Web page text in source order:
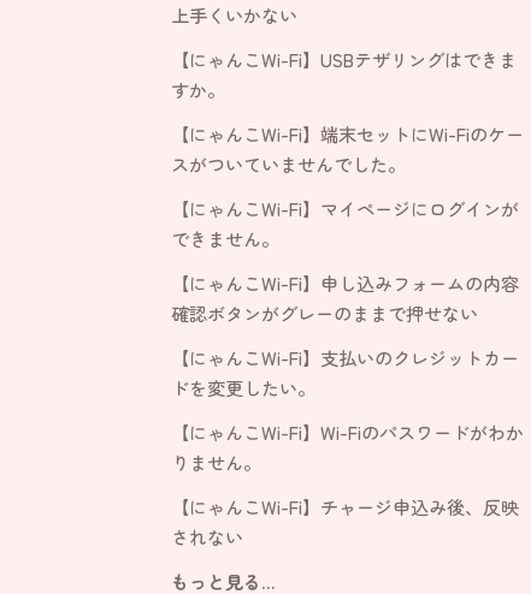
上手くいかない
【にゃんこWi-Fi】USBテザリングはできま
すか。
【にゃんこWi-Fi】端末セットにWi-Fiのケー
スがついていませんでした。
【にゃんこWi-Fi】マイページにログインが
できません。
【にゃんこWi-Fi】申し込みフォームの内容
確認ボタンがグレーのままで押せない
【にゃんこWi-Fi】支払いのクレジットカー
ドを変更したい。
【にゃんこWi-Fi】Wi-Fiのパスワードがわか
りません。
【にゃんこWi-Fi】チャージ申込み後、反映
されない
もっと見る...